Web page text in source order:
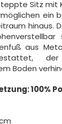
Sitz mit
ein
hinaus.
aus
Boden
100%